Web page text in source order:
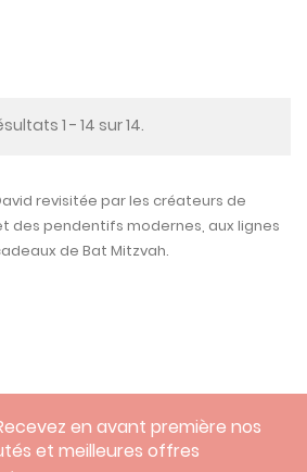
1 - 14 sur 14.
revisitée par les créateurs de
des pendentifs modernes, aux lignes
de Bat Mitzvah.
en avant première nos
et meilleures offres